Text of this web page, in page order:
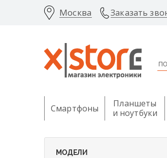
Москва Заказать
Смартфоны
Планшеты
и ноутбуки
МОДЕЛИ